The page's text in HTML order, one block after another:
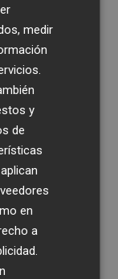
medir
y
de
en
a